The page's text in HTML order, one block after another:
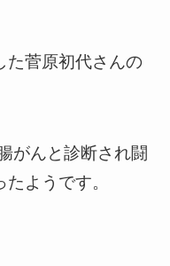
た菅原初代さんの
がんと診断され闘
ようです。